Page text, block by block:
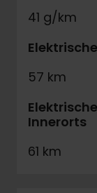
41 g/km
57 km
Innerorts
61 km